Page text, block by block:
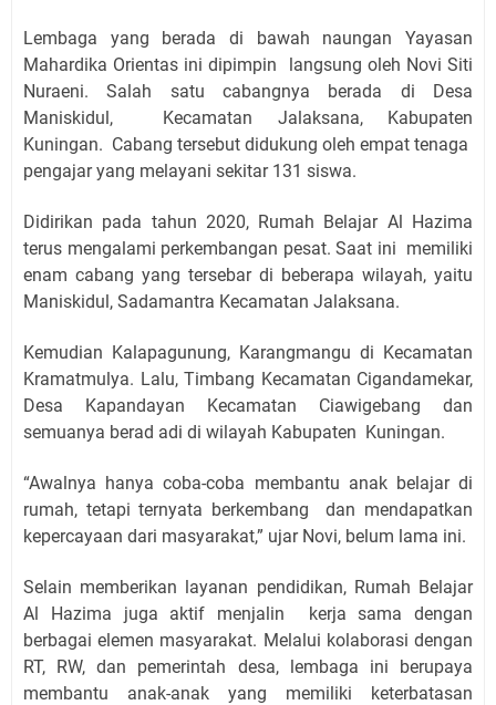
Lembaga yang berada di bawah naungan Yayasan
Mahardika Orientas ini dipimpin langsung oleh Novi Siti
Nuraeni. Salah satu cabangnya berada di Desa
Maniskidul, Kecamatan Jalaksana, Kabupaten
Kuningan. Cabang tersebut didukung oleh empat tenaga
pengajar yang melayani sekitar 131 siswa.
Didirikan pada tahun 2020, Rumah Belajar Al Hazima
terus mengalami perkembangan pesat. Saat ini memiliki
enam cabang yang tersebar di beberapa wilayah, yaitu
Maniskidul, Sadamantra Kecamatan Jalaksana.
Kemudian Kalapagunung, Karangmangu di Kecamatan
Kramatmulya. Lalu, Timbang Kecamatan Cigandamekar,
Desa Kapandayan Kecamatan Ciawigebang dan
semuanya berad adi di wilayah Kabupaten Kuningan.
“Awalnya hanya coba-coba membantu anak belajar di
rumah, tetapi ternyata berkembang dan mendapatkan
kepercayaan dari masyarakat,” ujar Novi, belum lama ini.
Selain memberikan layanan pendidikan, Rumah Belajar
Al Hazima juga aktif menjalin kerja sama dengan
berbagai elemen masyarakat. Melalui kolaborasi dengan
RT, RW, dan pemerintah desa, lembaga ini berupaya
membantu anak-anak yang memiliki keterbatasan